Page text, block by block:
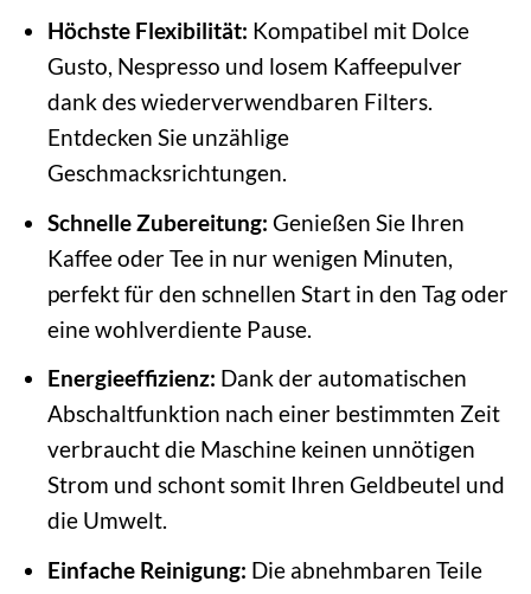
Höchste Flexibilität: Kompatibel mit Dolce
Gusto, Nespresso und losem Kaffeepulver
dank des wiederverwendbaren Filters.
Entdecken Sie unzählige
Geschmacksrichtungen.
Schnelle Zubereitung: Genießen Sie Ihren
Kaffee oder Tee in nur wenigen Minuten,
perfekt für den schnellen Start in den Tag oder
eine wohlverdiente Pause.
Energieeffizienz: Dank der automatischen
Abschaltfunktion nach einer bestimmten Zeit
verbraucht die Maschine keinen unnötigen
Strom und schont somit Ihren Geldbeutel und
die Umwelt.
Einfache Reinigung: Die abnehmbaren Teile